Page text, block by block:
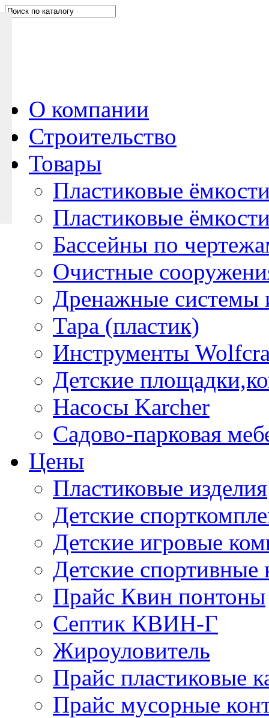
О компании
Строительство
Товары
Пластиковые
Пластиковые
Бассейны по
Очистные
Дренажные системы
Тара (пластик)
Инструменты
Детские
Насосы Karcher
Садово-парковая
Цены
Пластиковые изделия
Детские
Детские игровые
Детские спортивные
Прайс Квин понтоны
Септик КВИН-Г
Жироуловитель
Прайс пластиковые
Прайс мусорные